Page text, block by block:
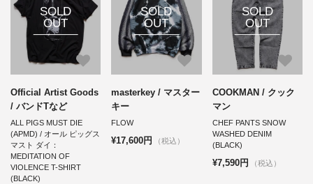
SOLD
OUT
Official Artist Goods
/ バンドTなど
ALL PIGS MUST DIE
(APMD) / オール ピッグス
マスト ダイ：
MEDITATION OF
VIOLENCE T-SHIRT
(BLACK)
SOLD
OUT
masterkey / マスター
キー
FLOW
¥17,600円 （税込）
SOLD
OUT
COOKMAN / クック
マン
CHEF PANTS SNOW
WASHED DENIM
(BLACK)
¥7,590円 （税込）